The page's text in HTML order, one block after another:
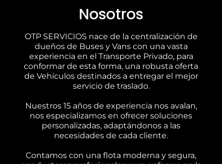
Nosotros
OTP SERVICIOS nace de la centralización de
dueños de Buses y Vans con una vasta
experiencia en el Transporte Privado, para
conformar de esta forma, una robusta oferta
de Vehículos destinados a entregar el mejor
servicio de traslado.
Nuestros 15 años de experiencia nos avalan,
nos especializamos en ofrecer soluciones
personalizadas, adaptándonos a las
necesidades de cada cliente.
Contamos con una flota moderna y segura,